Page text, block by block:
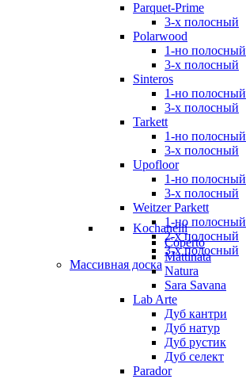
Parquet-Prime
3-х полосный
Polarwood
1-но полосный
3-х полосный
Sinteros
1-но полосный
3-х полосный
Tarkett
1-но полосный
3-х полосный
Upofloor
1-но полосный
3-х полосный
Weitzer Parkett
1-но полосный
2-х полосный
3-х полосный
Массивная доска
Kochanelli
Coperto
Mattinata
Natura
Sara Savana
Lab Arte
Дуб кантри
Дуб натур
Дуб рустик
Дуб селект
Parador